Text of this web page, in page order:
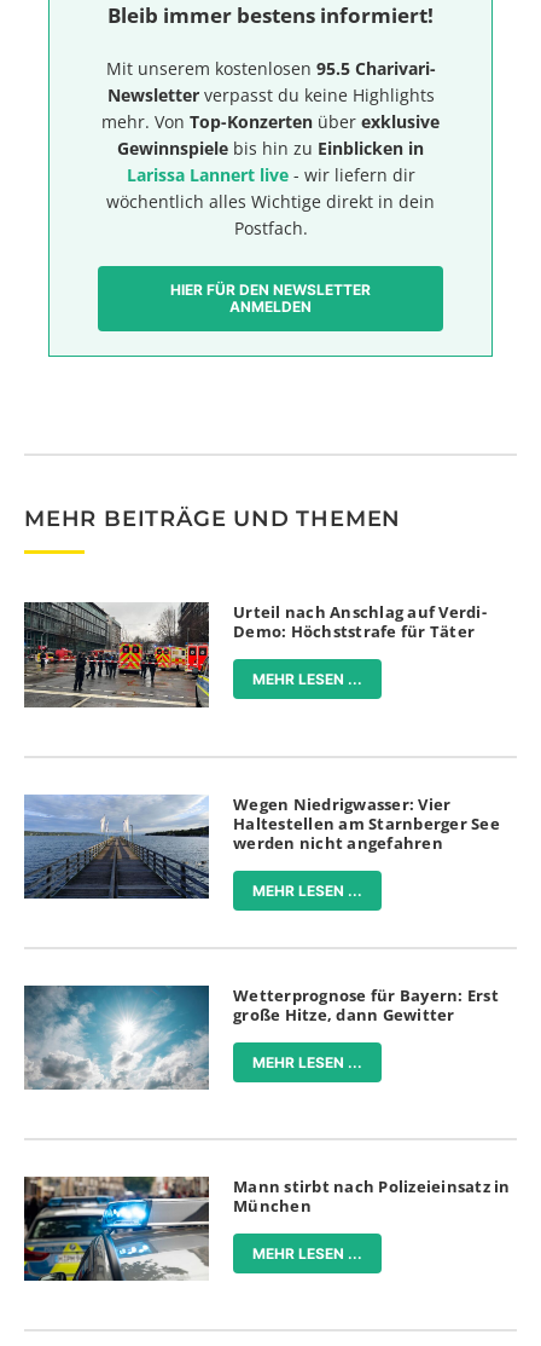
Bleib immer bestens informiert!
Mit unserem kostenlosen 95.5 Charivari-
Newsletterverpasst du keine Highlights
mehr. Von Top-Konzerten über exklusive
Gewinnspiele bis hin zu Einblicken in
Larissa Lannert live- wir liefern dir
wöchentlich alles Wichtige direkt in dein
Postfach.
HIER FÜR DEN NEWSLETTER
ANMELDEN
MEHR BEITRÄGE UND THEMEN
Urteil nach Anschlag auf Verdi-
Demo: Höchststrafe für Täter
MEHR LESEN ...
Wegen Niedrigwasser: Vier
Haltestellen am Starnberger See
werden nicht angefahren
MEHR LESEN ...
Wetterprognose für Bayern: Erst
große Hitze, dann Gewitter
MEHR LESEN ...
Mann stirbt nach Polizeieinsatz in
München
MEHR LESEN ...